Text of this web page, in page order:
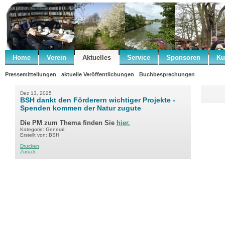
Home Verein Aktuelles Service Sponsoren
Pressemitteilungen aktuelle Veröffentlichungen Buchbesprechungen
Dez 13, 2025
BSH dankt den Förderern wichtiger Projekte -
Spenden kommen der Natur zugute
Die PM zum Thema finden Sie hier.
Kategorie: General
Erstellt von: BSH
Drucken
Zurück